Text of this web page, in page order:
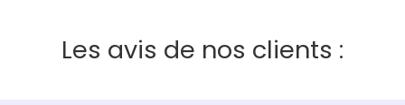
Les avis de nos clients :